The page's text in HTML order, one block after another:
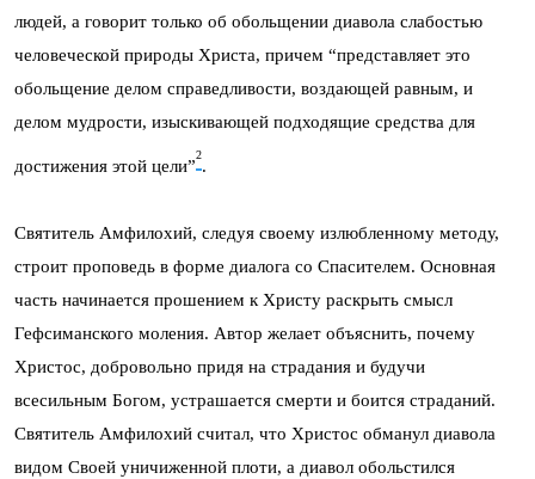
людей, а говорит только об обольщении диавола слабостью
человеческой природы Христа, причем “представляет это
обольщение делом справедливости, воздающей равным, и
делом мудрости, изыскивающей подходящие средства для
достижения этой цели”
2
.
Святитель Амфилохий, следуя своему излюбленному методу,
строит проповедь в форме диалога со Спасителем. Основная
часть начинается прошением к Христу раскрыть смысл
Гефсиманского моления. Автор желает объяснить, почему
Христос, добровольно придя на страдания и будучи
всесильным Богом, устрашается смерти и боится страданий.
Святитель Амфилохий считал, что Христос обманул диавола
видом Своей уничиженной плоти, а диавол обольстился